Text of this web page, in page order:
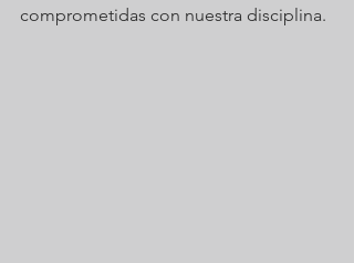
comprometidas con nuestra disciplina.